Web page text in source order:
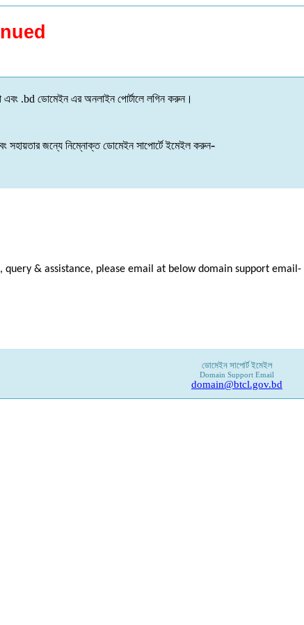
এবং .bdডোমেইন এর অনলাইন পোর্টালে লগিন করুন।
সহায়তার জন্যে নিম্নোক্ত ডোমেইন সাপোর্টে ইমেইল করুন-
& assistance, please email at below domain support email-
ডোমেইন সাপোর্ট ইমেইল
Domain Support Email
domain@btcl.gov.bd